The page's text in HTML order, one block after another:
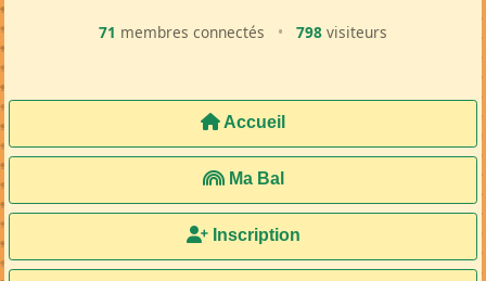
71 membres connectés • 798 visiteurs
Accueil
Ma Bal
Inscription